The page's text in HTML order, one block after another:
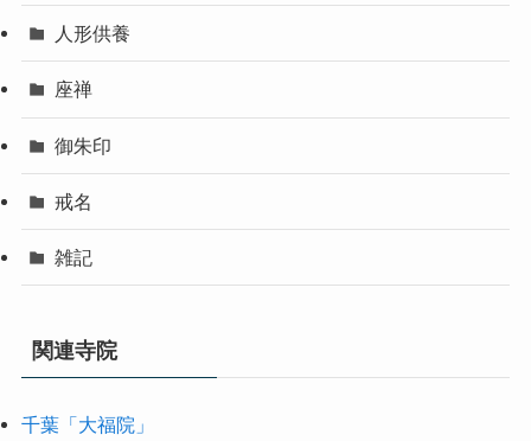
人形供養
座禅
御朱印
戒名
雑記
関連寺院
千葉「大福院」